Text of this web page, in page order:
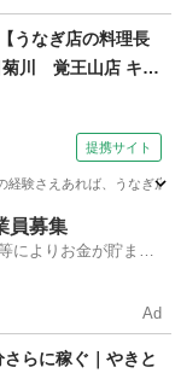
うなぎ店の料理長
菊川 覚王山店 キッ
提携サイト
さえあれば、うなぎ店
員募集
によりお金が貯まり
Ad
らに稼ぐ｜やきと